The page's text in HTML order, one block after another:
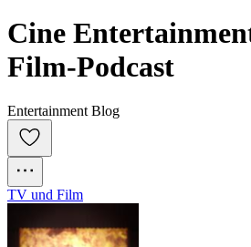
Cine
Film-Podcast
Entertainment Blog
TV und Film